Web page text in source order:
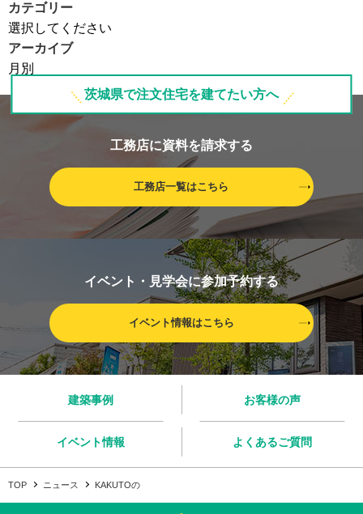
カテゴリー
アーカイブ
茨城県で注文住宅を建てたい方へ
工務店に資料を請求する
工務店一覧はこちら
イベント・見学会に参加予約する
イベント情報はこちら
建築事例 お客様の声
イベント情報 よくあるご質問
TOP ニュース KAKUTOの